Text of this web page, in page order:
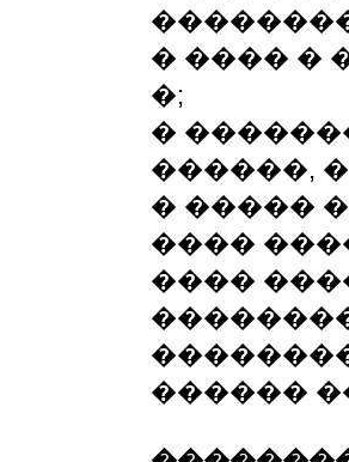
� ���� �
�;
�
������,
� �����
����
����
������